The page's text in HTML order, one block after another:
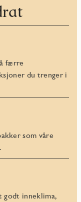
færre
du trenger i
som våre
godt inneklima,